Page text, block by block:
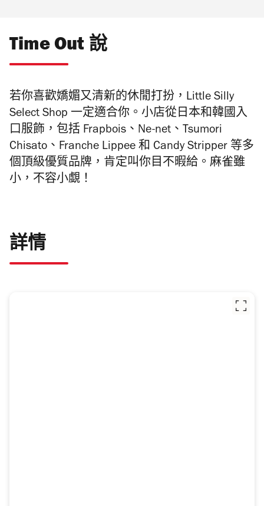
Time Out 說
若你喜歡嬌媚又清新的休閒打扮，Little Silly
Select Shop 一定適合你。小店從日本和韓國入
口服飾，包括 Frapbois、Ne-net、Tsumori
Chisato、Franche Lippee 和 Candy Stripper 等多
個頂級優質品牌，肯定叫你目不暇給。麻雀雖
小，不容小覷！
詳情